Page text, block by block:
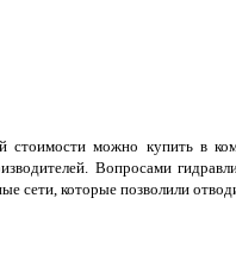
можно купить в
Вопросами
сети, которые позволили